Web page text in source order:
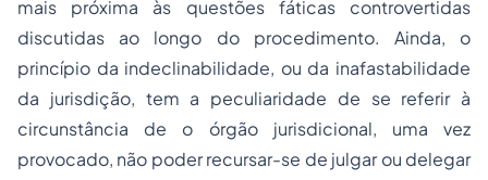
mais próxima às questões fáticas controvertidas
discutidas ao longo do procedimento. Ainda, o
princípio da indeclinabilidade, ou da inafastabilidade
da jurisdição, tem a peculiaridade de se referir à
circunstância de o órgão jurisdicional, uma vez
provocado, não poder recursar-se de julgar ou delegar